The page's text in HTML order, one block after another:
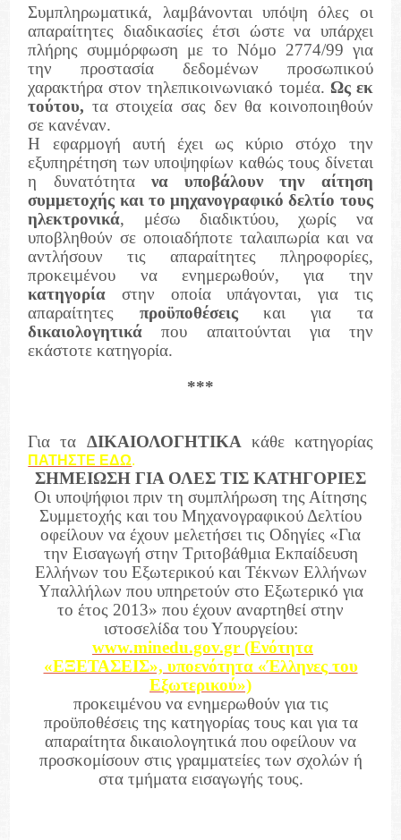
Συμπληρωματικά, λαμβάνονται υπόψη όλες οι
απαραίτητες διαδικασίες έτσι ώστε να υπάρχει
πλήρης συμμόρφωση με το Νόμο 2774/99 για
την προστασία δεδομένων προσωπικού
χαρακτήρα στον τηλεπικοινωνιακό τομέα. Ως εκ
τούτου, τα στοιχεία σας δεν θα κοινοποιηθούν
σε κανέναν.
Η εφαρμογή αυτή έχει ως κύριο στόχο την
εξυπηρέτηση των υποψηφίων καθώς τους δίνεται
η δυνατότητα να υποβάλουν την αίτηση
συμμετοχής και το μηχανογραφικό δελτίο τους
ηλεκτρονικά, μέσω διαδικτύου, χωρίς να
υποβληθούν σε οποιαδήποτε ταλαιπωρία και να
αντλήσουν τις απαραίτητες πληροφορίες,
προκειμένου να ενημερωθούν, για την
κατηγορία στην οποία υπάγονται, για τις
απαραίτητες προϋποθέσειςκαι για τα
δικαιολογητικά που απαιτούνται για την
εκάστοτε κατηγορία.
***
Για τα ΔΙΚΑΙΟΛΟΓΗΤΙΚΑ κάθε κατηγορίας
ΠΑΤΗΣΤΕ ΕΔΩ.
ΣΗΜΕΙΩΣΗ ΓΙΑ ΟΛΕΣ ΤΙΣ ΚΑΤΗΓΟΡΙΕΣ
Οι υποψήφιοι πριν τη συμπλήρωση της Αίτησης
Συμμετοχής και του Μηχανογραφικού Δελτίου
οφείλουν να έχουν μελετήσει τις Οδηγίες «Για
την Εισαγωγή στην Τριτοβάθμια Εκπαίδευση
Ελλήνων του Εξωτερικού και Τέκνων Ελλήνων
Υπαλλήλων που υπηρετούν στο Εξωτερικό για
το έτος 2013» που έχουν αναρτηθεί στην
ιστοσελίδα του Υπουργείου:
www.minedu.gov.gr (Ενότητα
«ΕΞΕΤΑΣΕΙΣ», υποενότητα «Έλληνες του
Εξωτερικού»)
προκειμένου να ενημερωθούν για τις
προϋποθέσεις της κατηγορίας τους και για τα
απαραίτητα δικαιολογητικά που οφείλουν να
προσκομίσουν στις γραμματείες των σχολών ή
στα τμήματα εισαγωγής τους.